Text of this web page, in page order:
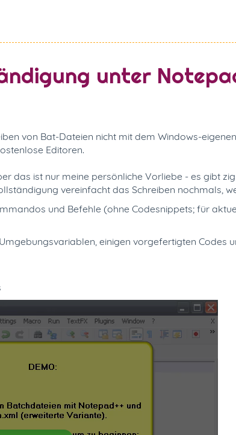
unter
von Bat-Dateien nicht mit dem Windows-
Editoren.
das ist nur meine persönliche Vorliebe - es gibt
vereinfacht das Schreiben nochmals,
und Befehle (ohne Codesnippets; für
einigen vorgefertigten Codes